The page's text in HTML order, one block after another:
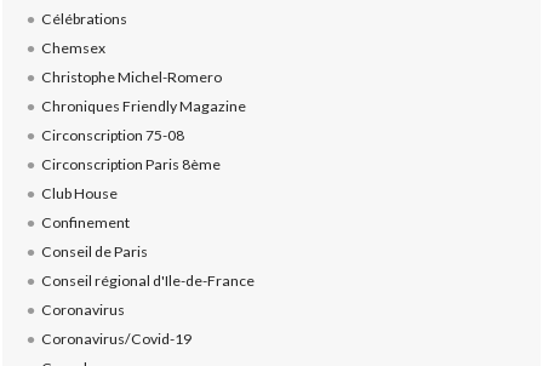
Célébrations
Chemsex
Christophe Michel-Romero
Chroniques Friendly Magazine
Circonscription 75-08
Circonscription Paris 8ème
Club House
Confinement
Conseil de Paris
Conseil régional d'Ile-de-France
Coronavirus
Coronavirus/Covid-19